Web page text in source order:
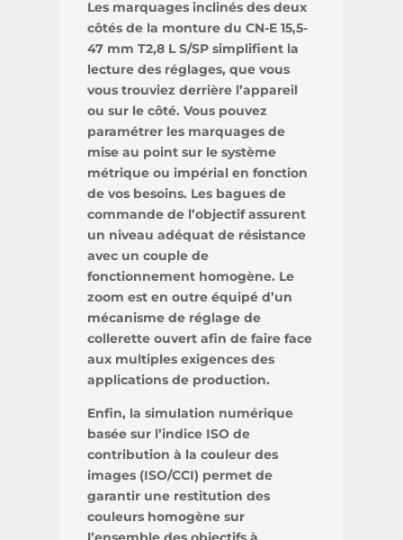
Les marquages inclinés des deux
côtés de la monture du CN-E 15,5-
47 mm T2,8 L S/SP simplifient la
lecture des réglages, que vous
vous trouviez derrière l’appareil
ou sur le côté. Vous pouvez
paramétrer les marquages de
mise au point sur le système
métrique ou impérial en fonction
de vos besoins. Les bagues de
commande de l’objectif assurent
un niveau adéquat de résistance
avec un couple de
fonctionnement homogène. Le
zoom est en outre équipé d’un
mécanisme de réglage de
collerette ouvert afin de faire face
aux multiples exigences des
applications de production.
Enfin, la simulation numérique
basée sur l’indice ISO de
contribution à la couleur des
images (ISO/CCI) permet de
garantir une restitution des
couleurs homogène sur